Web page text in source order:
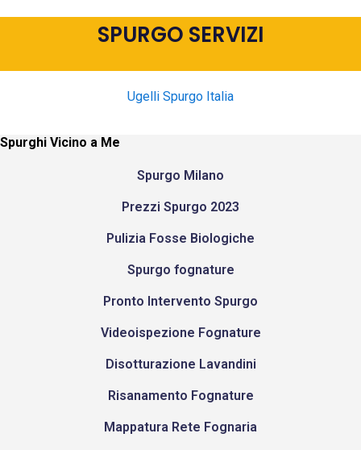
SPURGO SERVIZI
Ugelli Spurgo Italia
Spurghi Vicino a Me
Spurgo Milano
Prezzi Spurgo 2023
Pulizia Fosse Biologiche
Spurgo fognature
Pronto Intervento Spurgo
Videoispezione Fognature
Disotturazione Lavandini
Risanamento Fognature
Mappatura Rete Fognaria